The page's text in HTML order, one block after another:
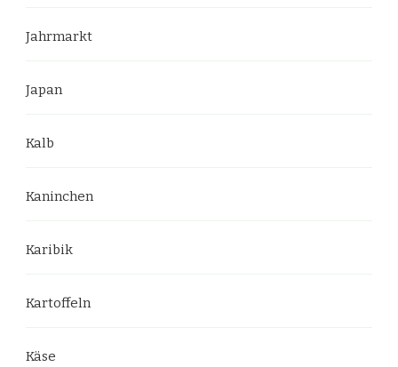
Jahrmarkt
Japan
Kalb
Kaninchen
Karibik
Kartoffeln
Käse